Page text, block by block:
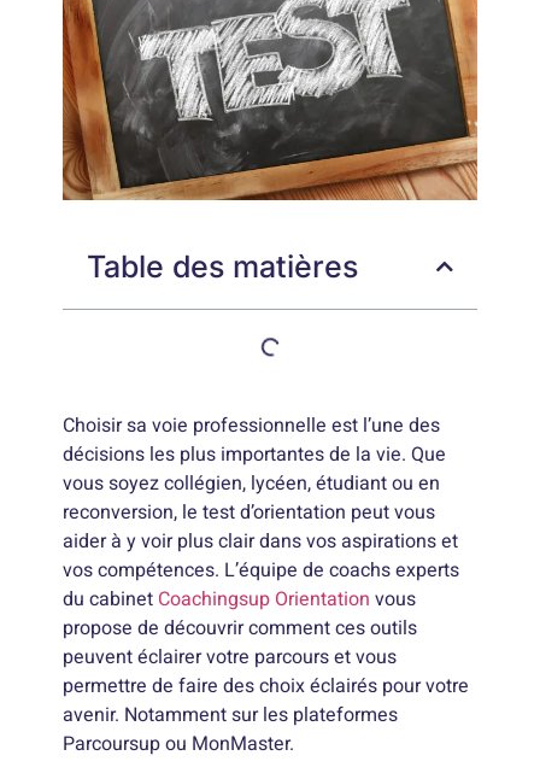
Table des matières
Choisir sa voie professionnelle est l’une des
décisions les plus importantes de la vie. Que
vous soyez collégien, lycéen, étudiant ou en
reconversion, le test d’orientation peut vous
aider à y voir plus clair dans vos aspirations et
vos compétences. L’équipe de coachs experts
du cabinet Coachingsup Orientation vous
propose de découvrir comment ces outils
peuvent éclairer votre parcours et vous
permettre de faire des choix éclairés pour votre
avenir. Notamment sur les plateformes
Parcoursup ou MonMaster.